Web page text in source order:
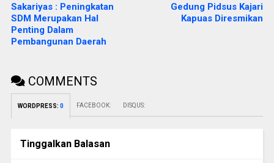
Sakariyas : Peningkatan
SDM Merupakan Hal
Penting Dalam
Pembangunan Daerah
Gedung Pidsus Kajari
Kapuas Diresmikan
COMMENTS
WORDPRESS: 0 FACEBOOK: DISQUS:
Tinggalkan Balasan